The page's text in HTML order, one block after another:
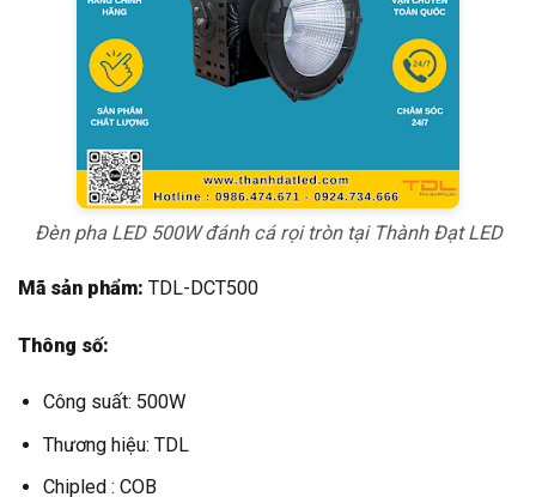
Đèn pha LED 500W đánh cá rọi tròn tại Thành Đạt LED
Mã sản phẩm: TDL-DCT500
Thông số:
Công suất: 500W
Thương hiệu: TDL
Chipled : COB